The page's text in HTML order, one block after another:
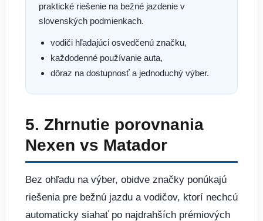
praktické riešenie na bežné jazdenie v
slovenských podmienkach.
vodiči hľadajúci osvedčenú značku,
každodenné používanie auta,
dôraz na dostupnosť a jednoduchý výber.
5. Zhrnutie porovnania
Nexen vs Matador
Bez ohľadu na výber, obidve značky ponúkajú
riešenia pre bežnú jazdu a vodičov, ktorí nechcú
automaticky siahať po najdrahších prémiových